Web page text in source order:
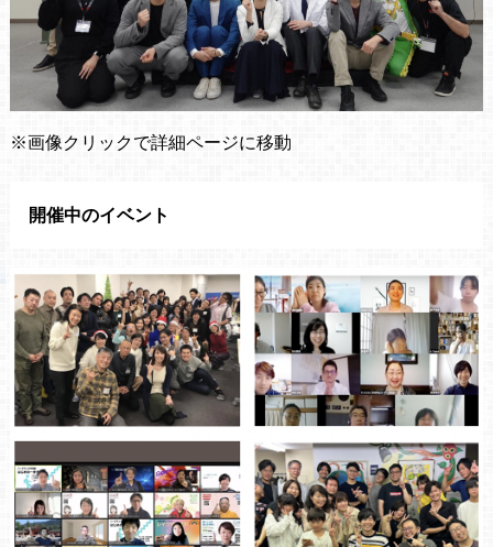
※画像クリックで詳細ページに移動
開催中のイベント